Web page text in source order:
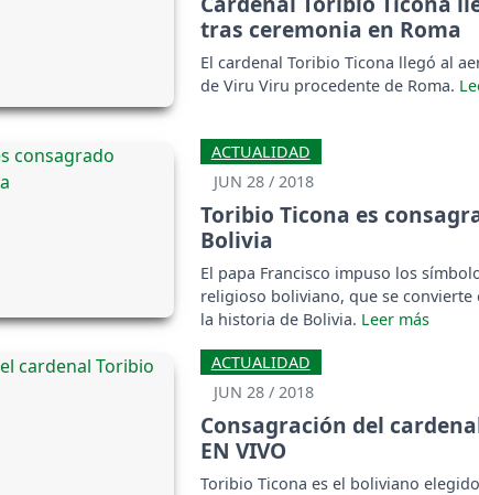
tras ceremonia en Roma
El cardenal Toribio Ticona llegó al
de Viru Viru procedente de Roma.
ACTUALIDAD
JUN 28 / 2018
Toribio Ticona es
Bolivia
El papa Francisco impuso los
religioso boliviano, que se convierte
la historia de Bolivia.
ACTUALIDAD
JUN 28 / 2018
Consagración del
EN VIVO
Toribio Ticona es el boliviano